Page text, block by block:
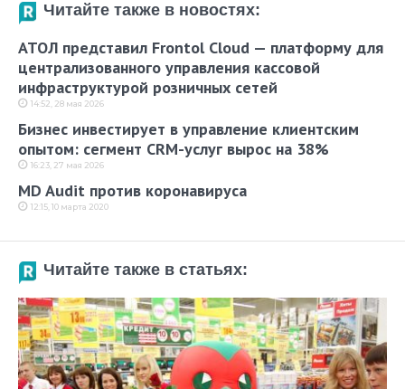
Читайте также в новостях:
АТОЛ представил Frontol Cloud — платформу для
централизованного управления кассовой
инфраструктурой розничных сетей
14:52, 28 мая 2026
Бизнес инвестирует в управление клиентским
опытом: сегмент CRM-услуг вырос на 38%
16:23, 27 мая 2026
MD Audit против коронавируса
12:15, 10 марта 2020
Читайте также в статьях: